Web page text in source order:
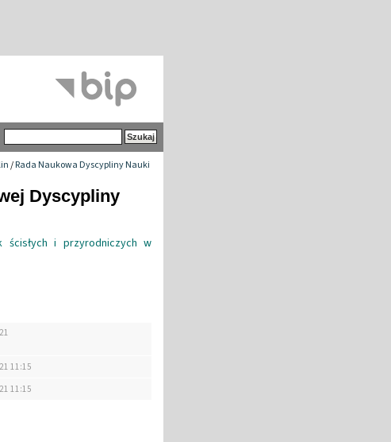
/Rada Naukowa Dyscypliny Nauki
Dyscypliny
i przyrodniczych w
11:15
11:15